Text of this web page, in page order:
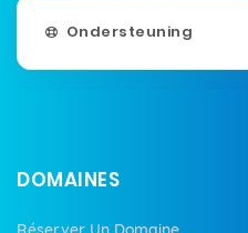
Ondersteuning
DOMAINES